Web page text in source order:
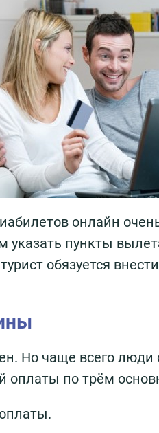
онлайн
указать пункты
обязуется
Но чаще всего люди
оплаты по трём